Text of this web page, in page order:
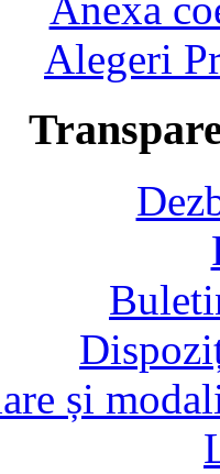
Alegeri
și